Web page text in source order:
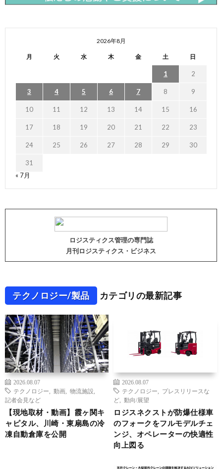
2026年8月
月 火 水 木 金 土 日
1 2
3 4 5 6 7 8 9
10 11 12 13 14 15 16
17 18 19 20 21 22 23
24 25 26 27 28 29 30
31
« 7月
ロジスティクス管理の専門誌
月刊ロジスティクス・ビジネス
テクノロジー/製品 カテゴリの最新記事
2026.08.07
テクノロジー
動画 物流施設
記者会見など
【現地取材・動画】霞ヶ関キ
ャピタル、川崎・東扇島の冷
凍自動倉庫を公開
2026.08.07
テクノロジー
プレスリリースな
ど
動向/展望
ロジスネクストが防爆仕様車
のフォークをフルモデルチェ
ンジ、オペレーターの快適性
向上図る